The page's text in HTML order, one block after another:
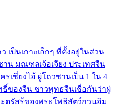
เป็นเกาะเล็กๆ ที่ตั้งอยู่ในส่วน
าน มณฑลเจ้อเจียง ประเทศจีน
เซี่ยงไฮ้ ผู่โถวซานเป็น 1 ใน 4
ของจีน ชาวพุทธจีนเชื่อกันว่าผู่
ตรัสรู้ของพระโพธิสัตว์กวนอิม